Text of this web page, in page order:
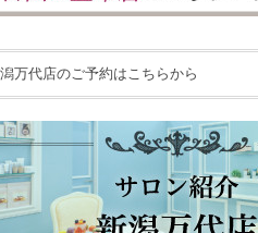
万代店のご予約はこちらから